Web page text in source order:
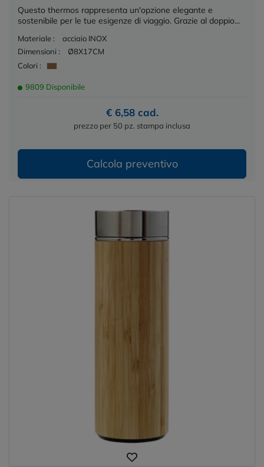
Questo thermos rappresenta un'opzione elegante e
sostenibile per le tue esigenze di viaggio. Grazie al doppio...
Materiale :
acciaio INOX
Dimensioni :
Ø8X17CM
Colori :
9809 Disponibile
€ 6,58 cad.
prezzo per 50 pz. stampa inclusa
Calcola preventivo